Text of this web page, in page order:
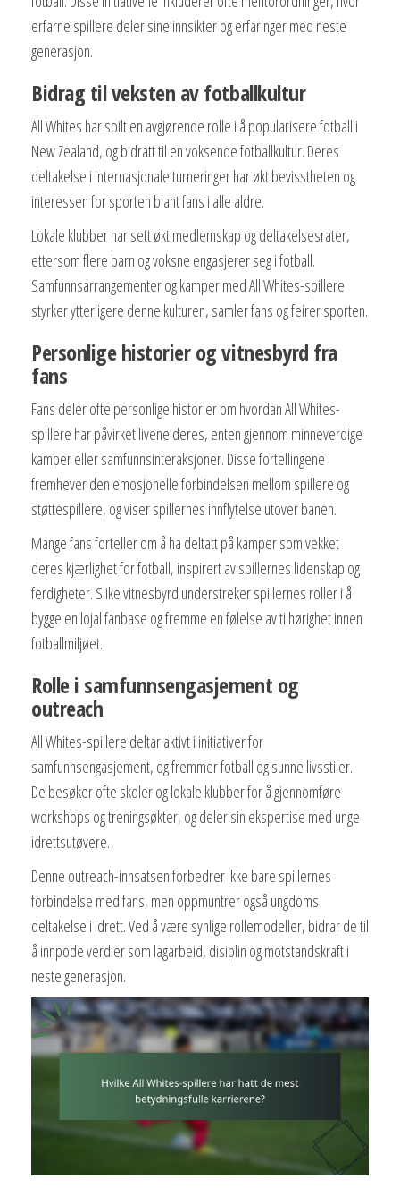
erfarne spillere deler sine innsikter og erfaringer med neste
generasjon.
Bidrag til veksten av fotballkultur
All Whites har spilt en avgjørende rolle i å popularisere fotball i
New Zealand, og bidratt til en voksende fotballkultur. Deres
deltakelse i internasjonale turneringer har økt bevisstheten og
interessen for sporten blant fans i alle aldre.
Lokale klubber har sett økt medlemskap og deltakelsesrater,
ettersom flere barn og voksne engasjerer seg i fotball.
Samfunnsarrangementer og kamper med All Whites-spillere
styrker ytterligere denne kulturen, samler fans og feirer sporten.
Personlige historier og vitnesbyrd fra
fans
Fans deler ofte personlige historier om hvordan All Whites-
spillere har påvirket livene deres, enten gjennom minneverdige
kamper eller samfunnsinteraksjoner. Disse fortellingene
fremhever den emosjonelle forbindelsen mellom spillere og
støttespillere, og viser spillernes innflytelse utover banen.
Mange fans forteller om å ha deltatt på kamper som vekket
deres kjærlighet for fotball, inspirert av spillernes lidenskap og
ferdigheter. Slike vitnesbyrd understreker spillernes roller i å
bygge en lojal fanbase og fremme en følelse av tilhørighet innen
fotballmiljøet.
Rolle i samfunnsengasjement og
outreach
All Whites-spillere deltar aktivt i initiativer for
samfunnsengasjement, og fremmer fotball og sunne livsstiler.
De besøker ofte skoler og lokale klubber for å gjennomføre
workshops og treningsøkter, og deler sin ekspertise med unge
idrettsutøvere.
Denne outreach-innsatsen forbedrer ikke bare spillernes
forbindelse med fans, men oppmuntrer også ungdoms
deltakelse i idrett. Ved å være synlige rollemodeller, bidrar de til
å innpode verdier som lagarbeid, disiplin og motstandskraft i
neste generasjon.